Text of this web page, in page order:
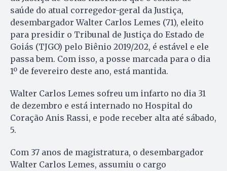
saúde do atual corregedor-geral da Justiça,
desembargador Walter Carlos Lemes (71), eleito
para presidir o Tribunal de Justiça do Estado de
Goiás (TJGO) pelo Biênio 2019/202, é estável e ele
passa bem. Com isso, a posse marcada para o dia
1º de fevereiro deste ano, está mantida.
Walter Carlos Lemes sofreu um infarto no dia 31
de dezembro e está internado no Hospital do
Coração Anis Rassi, e pode receber alta até sábado,
5.
Com 37 anos de magistratura, o desembargador
Walter Carlos Lemes, assumiu o cargo